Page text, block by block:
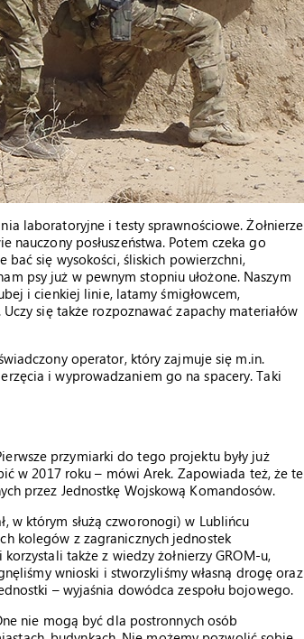
laboratoryjne i testy sprawnościowe. Żołnierze
nauczony posłuszeństwa. Potem czeka go
się wysokości, śliskich powierzchni,
psy już w pewnym stopniu ułożone. Naszym
i cienkiej linie, latamy śmigłowcem,
się także rozpoznawać zapachy materiałów
operator, który zajmuje się m.in.
i wyprowadzaniem go na spacery. Taki
przymiarki do tego projektu były już
w 2017 roku – mówi Arek. Zapowiada też, że te
przez Jednostkę Wojskową Komandosów.
w którym służą czworonogi) w Lublińcu
kolegów z zagranicznych jednostek
także z wiedzy żołnierzy GROM-u,
wnioski i stworzyliśmy własną drogę oraz
– wyjaśnia dowódca zespołu bojowego.
nie mogą być dla postronnych osób